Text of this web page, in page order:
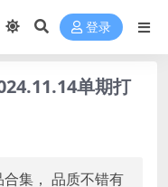
登录
单期打
集， 品质不错有